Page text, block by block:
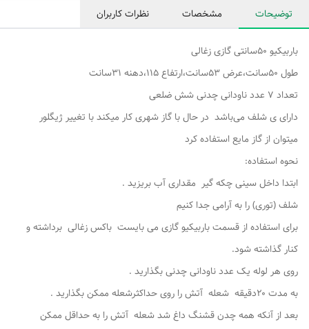
توضیحات مشخصات نظرات کاربران
باربیکیو 50سانتی گازی زغالی
طول 50سانت،عرض 53سانت،ارتفاع 115،دهنه 31سانت
تعداد ۷ عدد ناودانی چدنی شش ضلعی
دارای ی شلف می‌باشد در حال با گاز شهری کار میکند با تغییر ژیگلور
میتوان از گاز مایع استفاده کرد
نحوه استفاده:
ابتدا داخل سینی چکه گیر مقداری آب بریزید .
شلف (توری) را به آرامی جدا کنیم
برای استفاده از قسمت باربیکیو ‌گازی می بایست باکس زغالی برداشته و
کنار گذاشته شود.
روی هر لوله یک عدد ناودانی چدنی بگذارید .
به مدت ۲۰دقیقه شعله آتش را روی حداکثرشعله ممکن بگذارید .
بعد از آنکه همه چدن قشنگ داغ شد شعله آتش را به حداقل ممکن